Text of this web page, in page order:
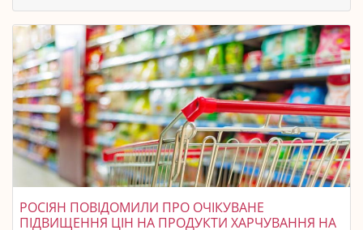
РОСІЯН ПОВІДОМИЛИ ПРО ОЧІКУВАНЕ
ПІДВИЩЕННЯ ЦІН НА ПРОДУКТИ ХАРЧУВАННЯ НА